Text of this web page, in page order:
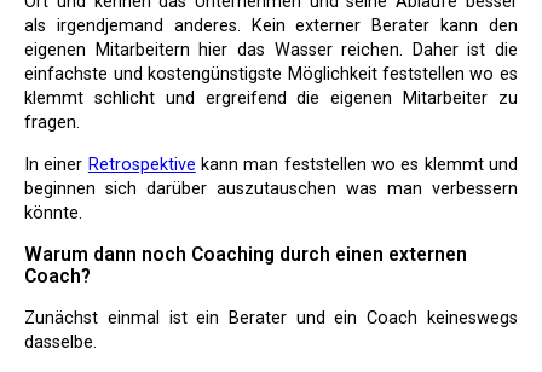
als irgendjemand anderes. Kein externer Berater kann den
eigenen Mitarbeitern hier das Wasser reichen. Daher ist die
einfachste und kostengünstigste Möglichkeit feststellen wo es
klemmt schlicht und ergreifend die eigenen Mitarbeiter zu
fragen.
In einer Retrospektive kann man feststellen wo es klemmt und
beginnen sich darüber auszutauschen was man verbessern
könnte.
Warum dann noch Coaching durch einen externen
Coach?
Zunächst einmal ist ein Berater und ein Coach keineswegs
dasselbe.